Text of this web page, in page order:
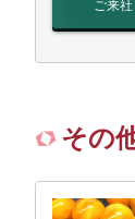
ご来
その